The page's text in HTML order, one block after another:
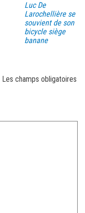
Luc De
Larochellière se
souvient de son
bicycle siège
banane
Les champs obligatoires